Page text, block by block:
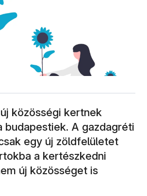
közösségi kertnek
budapestiek. A gazdagréti
egy új zöldfelületet
a kertészkedni
új közösséget is